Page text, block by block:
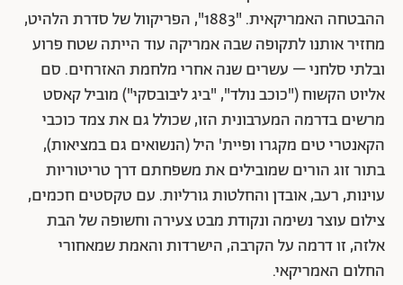
ההבטחה האמריקאית. "1883", הפריקוול של סדרת הלהיט,
מחזיר אותנו לתקופה שבה אמריקה עוד הייתה שטח פרוע
ובלתי סלחני – עשרים שנה אחרי מלחמת האזרחים. סם
אליוט הקשוח ("כוכב נולד", "ביג ליבובסקי") מוביל קאסט
מרשים בדרמה המערבונית הזו, שכולל גם את צמד כוכבי
הקאנטרי טים מקגרו ופיית' היל (הנשואים גם במציאות),
בתור זוג הורים שמובילים את משפחתם דרך טריטוריות
עוינות, רעב, אובדן והחלטות גורליות. עם טקסטים חכמים,
צילום עוצר נשימה ונקודת מבט צעירה וחשופה של הבת
אלזה, זו דרמה על הקרבה, הישרדות והאמת שמאחורי
החלום האמריקאי.